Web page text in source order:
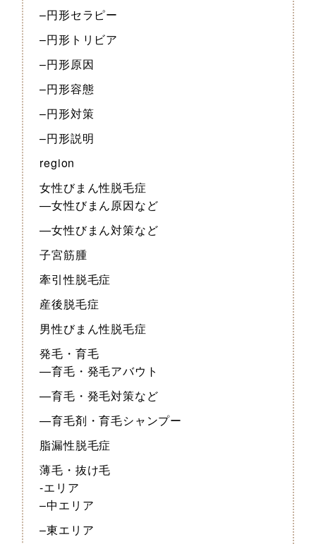
–円形セラピー
–円形トリビア
–円形原因
–円形容態
–円形対策
–円形説明
region
女性びまん性脱毛症
—女性びまん原因など
—女性びまん対策など
子宮筋腫
牽引性脱毛症
産後脱毛症
男性びまん性脱毛症
発毛・育毛
—育毛・発毛アバウト
—育毛・発毛対策など
—育毛剤・育毛シャンプー
脂漏性脱毛症
薄毛・抜け毛
-エリア
–中エリア
–東エリア